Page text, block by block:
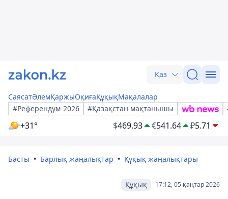
Қаз
СаясатӘлемҚаржыОқиғаҚұқықМақалалар
#Референдум-2026
#Қазақстан мақтанышы
+31° $469.93 €541.64 ₽5.71
Басты Барлық жаңалықтар Құқық жаңалықтары
17:12, 05 қаңтар 2026
Құқық